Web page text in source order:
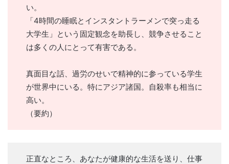
い。
「4時間の睡眠とインスタントラーメンで突っ走る
大学生」という固定観念を助長し、競争させること
は多くの人にとって有害である。
真面目な話、過労のせいで精神的に参っている学生
が世界中にいる。特にアジア諸国。自殺率も相当に
高い。
（要約）
正直なところ、あなたが健康的な生活を送り、仕事